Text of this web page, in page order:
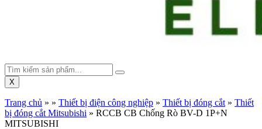
X
Trang chủ » » Thiết bị điện công nghiệp » Thiết bị đóng cắt » Thiết
bị đóng cắt Mitsubishi » RCCB CB Chống Rò BV-D 1P+N
MITSUBISHI